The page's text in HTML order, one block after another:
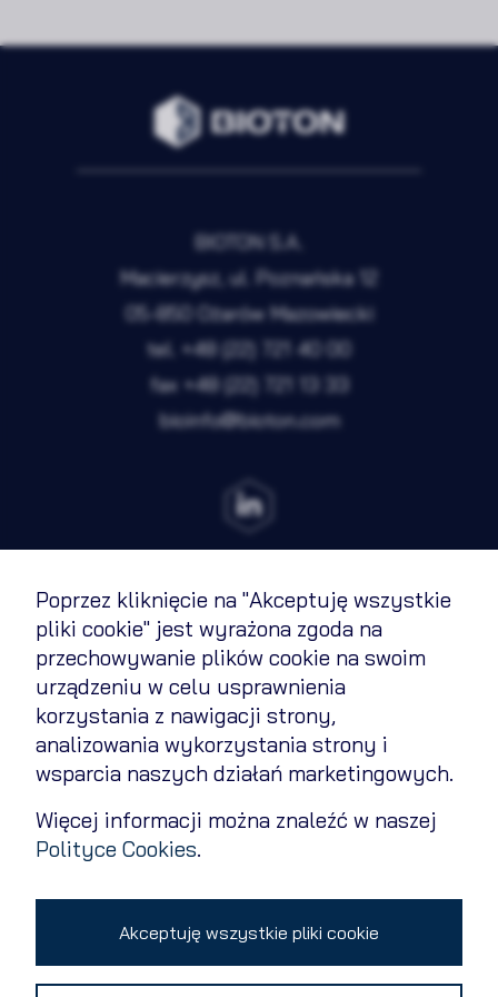
Poprzez kliknięcie na "Akceptuję wszystkie
pliki cookie" jest wyrażona zgoda na
przechowywanie plików cookie na swoim
urządzeniu w celu usprawnienia
korzystania z nawigacji strony,
analizowania wykorzystania strony i
wsparcia naszych działań marketingowych.
Więcej informacji można znaleźć w naszej
Polityce Cookies.
Akceptuję wszystkie pliki cookie
Akceptuję wszystkie pliki cookie
BIOTON S.A.
Macierzysz, ul. Poznańska 12
05-850 Ożarów Mazowiecki
tel. +48 (22) 721 40 00
fax +48 (22) 721 13 33
bioinfo@bioton.com
Terms of Use
Cookies Policy
Privacy policy
Contact
Change cookie settings
Copyright 2026 © All rights reserved